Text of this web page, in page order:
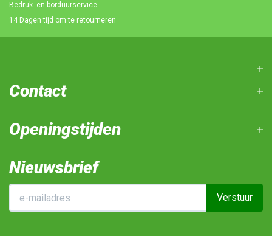
Bedruk- en borduurservice
14 Dagen tijd om te retourneren
Contact
Openingstijden
Nieuwsbrief
Verstuur